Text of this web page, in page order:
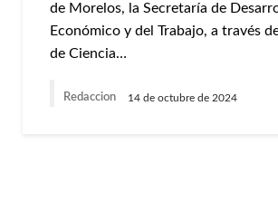
de Morelos, la Secretaría de
Económico y del Trabajo, a través
de Ciencia…
Redaccion 14 de octubre de 2024